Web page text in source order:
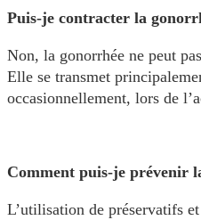
Puis-je contracter la
Non, la gonorrhée ne peut
Elle se transmet
occasionnellement, lors de
Comment puis-je prévenir
L’utilisation de préservatifs